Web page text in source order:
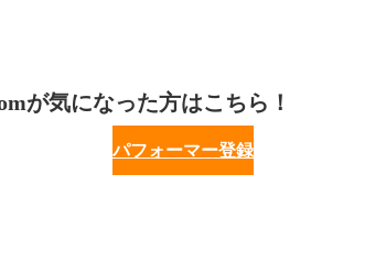
が気になった方はこちら！
パフォーマー登録